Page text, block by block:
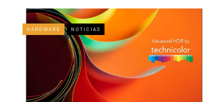
HARDWARE NOTICIAS